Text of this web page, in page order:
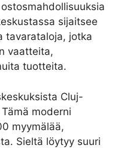
sijaitsee
tavarataloja, jotka
vaatteita,
tuotteita.
Cluj-
moderni
myymälää,
Sieltä löytyy suuri